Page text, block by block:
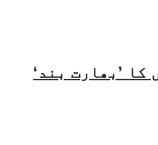
کا ’بھارت بند‘